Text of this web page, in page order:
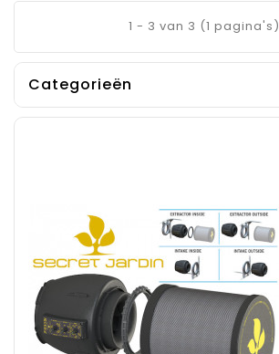
1 - 3 van 3 (1 pagina's)
Categorieën